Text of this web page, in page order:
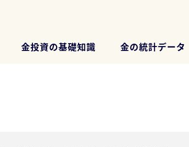
金投資の基礎知識 金の統計データ